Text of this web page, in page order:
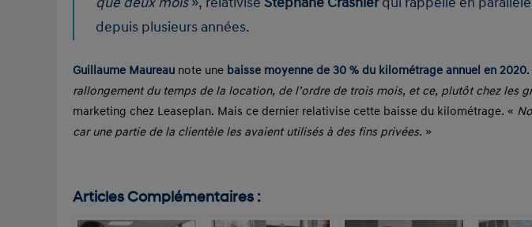
que deux mois », relativise Stéphane Crasnierqui rappelle en
depuis plusieurs années.
Guillaume Maureau note une baisse moyenne de 30 % du kilométrage annuel en 2020.
rallongement du temps de la location, de l’ordre de trois mois, et ce, plutôt chez les
marketing chez Leaseplan. Mais ce dernier relativise cette baisse du kilométrage. «
car une partie de la clientèle les avaient utilisés à des fins privées. »
Articles Complémentaires :